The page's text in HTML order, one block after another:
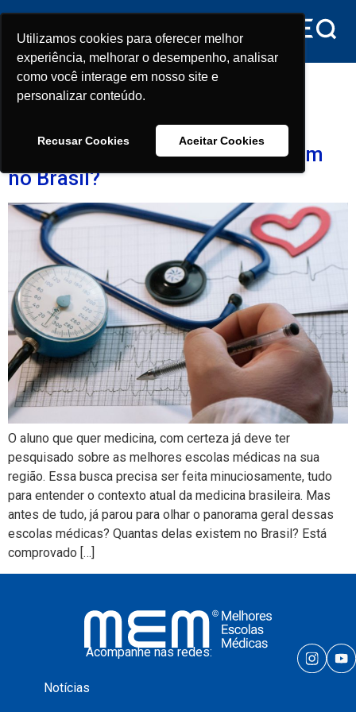
Utilizamos cookies para oferecer melhor
experiência, melhorar o desempenho, analisar
como você interage em nosso site e
personalizar conteúdo.
Recusar Cookies Aceitar Cookies
Utilizamos cookies para oferecer melhor
experiência, melhorar o desempenho, analisar
como você interage em nosso site e
personalizar conteúdo.
Recusar Cookies Aceitar Cookies
conteúdo
Dia:24 de dezembro de
Quantas escolas médicas existem
no Brasil?
O aluno que quer medicina, com certeza já deve ter
pesquisado sobre as melhores escolas médicas na sua
região. Essa busca precisa ser feita minuciosamente, tudo
para entender o contexto atual da medicina brasileira. Mas
antes de tudo, já parou para olhar o panorama geral dessas
escolas médicas? Quantas delas existem no Brasil? Está
comprovado […]
Acompanhe nas redes:
Notícias